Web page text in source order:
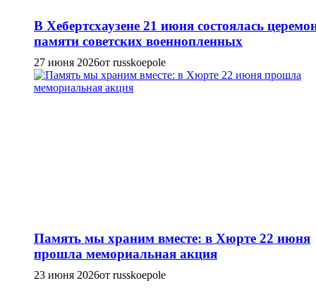
В Хебертсхаузене 21 июня состоялась
памяти советских военнопленных
27 июня 2026от russkoepole
Память мы храним вместе: в Хюрте 22 июня
прошла мемориальная акция
23 июня 2026от russkoepole